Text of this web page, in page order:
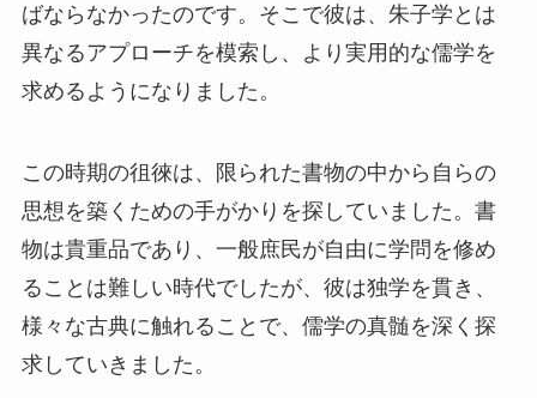
ばならなかったのです。そこで彼は、朱子学とは
異なるアプローチを模索し、より実用的な儒学を
求めるようになりました。
この時期の徂徠は、限られた書物の中から自らの
思想を築くための手がかりを探していました。書
物は貴重品であり、一般庶民が自由に学問を修め
ることは難しい時代でしたが、彼は独学を貫き、
様々な古典に触れることで、儒学の真髄を深く探
求していきました。